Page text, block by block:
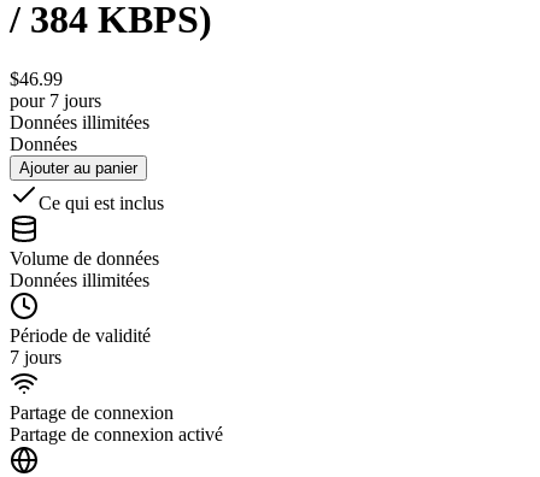
/ 384 KBPS)
$46.99
pour 7 jours
Données illimitées
Données
Ajouter au panier
Ce qui est inclus
Volume de données
Données illimitées
Période de validité
7 jours
Partage de connexion
Partage de connexion activé